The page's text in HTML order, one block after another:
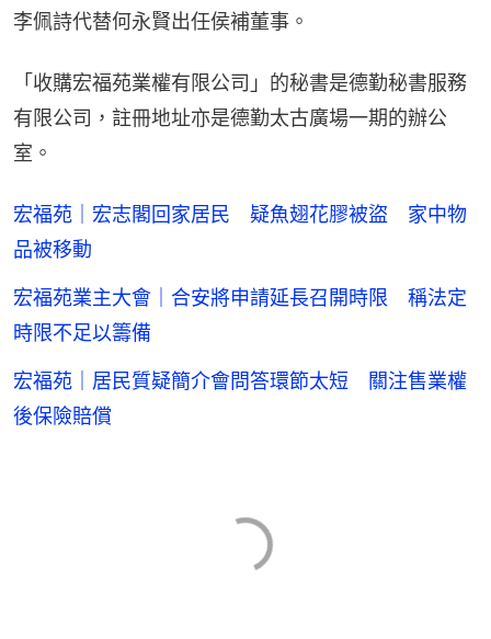
李佩詩代替何永賢出任侯補董事。
「收購宏福苑業權有限公司」的秘書是德勤秘書服務
有限公司，註冊地址亦是德勤太古廣場一期的辦公
室。
宏福苑｜宏志閣回家居民 疑魚翅花膠被盜 家中物
品被移動
宏福苑業主大會｜合安將申請延長召開時限 稱法定
時限不足以籌備
宏福苑｜居民質疑簡介會問答環節太短 關注售業權
後保險賠償